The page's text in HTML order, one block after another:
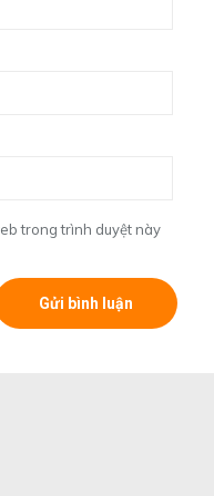
trong trình duyệt này